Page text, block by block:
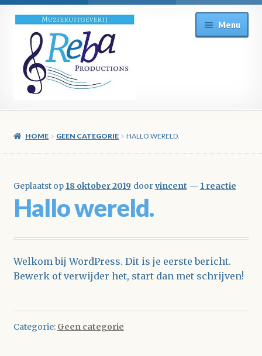
Ga
door
naar
navigatie
Ga
direct
naar
de
inhoud
Menu
HOME GEEN CATEGORIE HALLO WERELD.
Geplaatst op 18 oktober 2019 doorvincent — 1 reactie
Hallo wereld.
Welkom bij WordPress. Dit is je eerste bericht.
Bewerk of verwijder het, start dan met schrijven!
Categorie: Geen categorie